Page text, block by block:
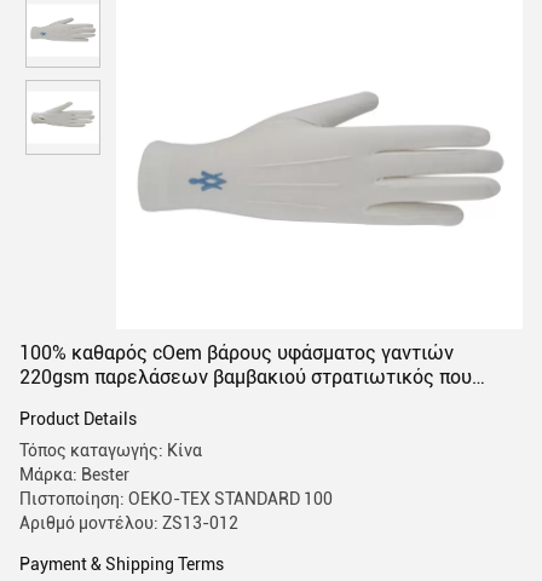
100% καθαρός cOem βάρους υφάσματος γαντιών
220gsm παρελάσεων βαμβακιού στρατιωτικός που
Product Details
Τόπος καταγωγής: Κίνα
Μάρκα: Bester
Πιστοποίηση: OEKO-TEX STANDARD 100
Αριθμό μοντέλου: ZS13-012
Payment & Shipping Terms